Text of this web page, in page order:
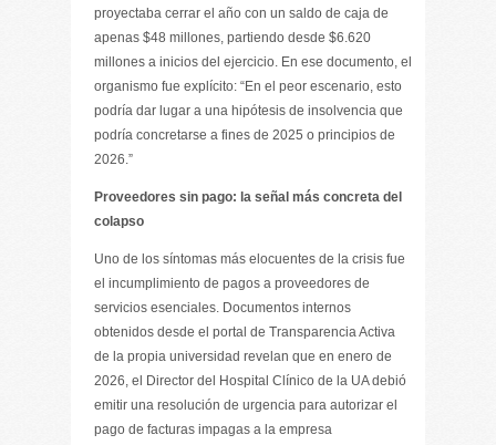
proyectaba cerrar el año con un saldo de caja de
apenas $48 millones, partiendo desde $6.620
millones a inicios del ejercicio. En ese documento, el
organismo fue explícito: “En el peor escenario, esto
podría dar lugar a una hipótesis de insolvencia que
podría concretarse a fines de 2025 o principios de
2026.”
Proveedores sin pago: la señal más concreta del
colapso
Uno de los síntomas más elocuentes de la crisis fue
el incumplimiento de pagos a proveedores de
servicios esenciales. Documentos internos
obtenidos desde el portal de Transparencia Activa
de la propia universidad revelan que en enero de
2026, el Director del Hospital Clínico de la UA debió
emitir una resolución de urgencia para autorizar el
pago de facturas impagas a la empresa